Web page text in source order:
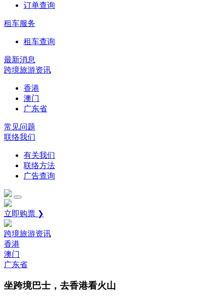
订单查询
租车服务
租车查询
最新消息
跨境旅游资讯
香港
澳门
广东省
常见问题
联络我们
有关我们
联络方法
广告查询
立即购票 ❯
跨境旅游资讯
香港
澳门
广东省
坐跨境巴士，去香港看火山